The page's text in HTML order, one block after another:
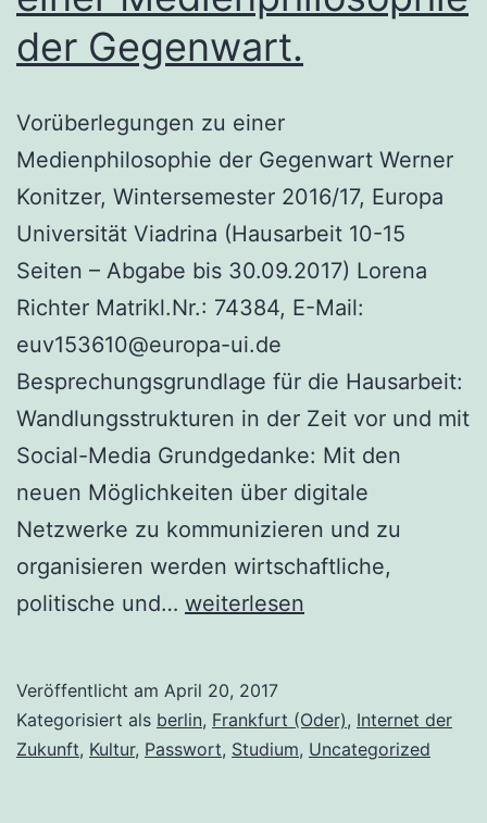
der Gegenwart.
Vorüberlegungen zu einer
Medienphilosophie der Gegenwart Werner
Konitzer, Wintersemester 2016/17, Europa
Universität Viadrina (Hausarbeit 10-15
Seiten – Abgabe bis 30.09.2017) Lorena
Richter Matrikl.Nr.: 74384, E-Mail:
euv153610@europa-ui.de
Besprechungsgrundlage für die Hausarbeit:
Wandlungsstrukturen in der Zeit vor und mit
Social-Media Grundgedanke: Mit den
neuen Möglichkeiten über digitale
Netzwerke zu kommunizieren und zu
organisieren werden wirtschaftliche,
politische und… Seminar:
einer
Medienphilosophie
weiterlesen
Veröffentlicht am April 20, 2017
Kategorisiert als berlin, Frankfurt (Oder), Internet der
Zukunft, Kultur, Passwort, Studium, Uncategorized